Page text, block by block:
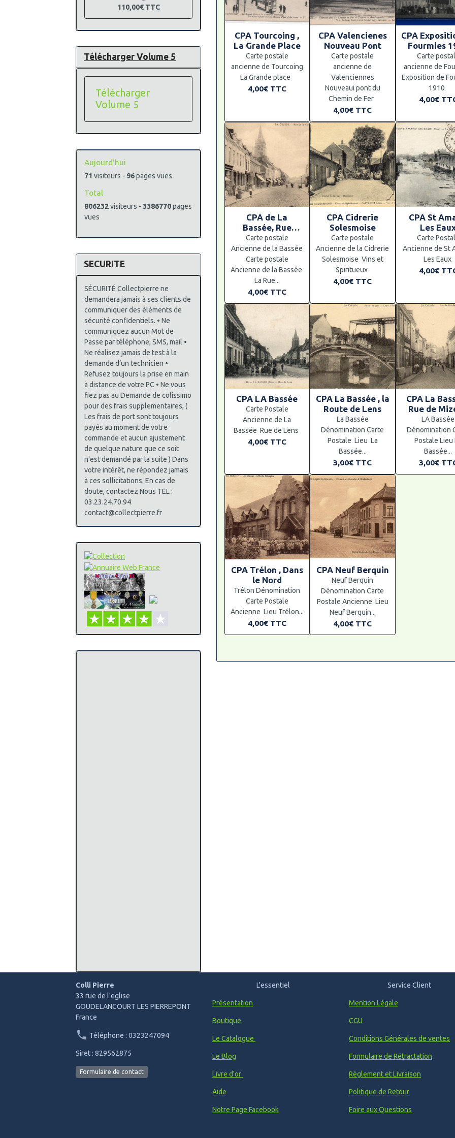
CPA Tourcoing ,
La Grande Place
Carte postale
ancienne de Tourcoing
La Grande place
4,00€ TTC
CPA Valencienes
Nouveau Pont
Carte postale
ancienne de
Valenciennes
Nouveaui pont du
Chemin de Fer
4,00€ TTC
CPA
Fourmies
Carte
ancienne de
Exposition de
1910
4,00€
CPA de La
Bassée, Rue
d'Estaires
Carte postale
Ancienne de la Bassée
Carte postale
Ancienne de la Bassée
La Rue...
4,00€ TTC
CPA Cidrerie
Solesmoise
Carte postale
Ancienne de la Cidrerie
Solesmoise Vins et
Spiritueux
4,00€ TTC
CPA St
Les
Carte
Ancienne de St
Les Eaux
4,00€
CPA LA Bassée
Carte Postale
Ancienne de La
Bassée Rue de Lens
4,00€ TTC
CPA La Bassée , la
Route de Lens
La Bassée
Dénomination Carte
Postale Lieu La
Bassée...
3,00€ TTC
CPA La
Rue de
LA Bassée
Dénomination
Postale Lieu
Bassée...
3,00€
CPA Trélon , Dans
le Nord
Trélon Dénomination
Carte Postale
Ancienne Lieu Trélon...
4,00€ TTC
CPA Neuf Berquin
Neuf Berquin
Dénomination Carte
Postale Ancienne Lieu
Neuf Berquin...
4,00€ TTC
110,00€ TTC
Télécharger Volume 5
Télécharger
Volume 5
Aujourd'hui
71 visiteurs - 96pages vues
Total
806232visiteurs - 3386770pages
vues
SECURITE
SÉCURITÉ Collectpierre ne
demandera jamais à ses clients de
communiquer des éléments de
sécurité confidentiels. • Ne
communiquez aucun Mot de
Passe par téléphone, SMS, mail •
Ne réalisez jamais de test à la
demande d’un technicien •
Refusez toujours la prise en main
à distance de votre PC • Ne vous
fiez pas au Demande de colissimo
pour des frais supplementaires, (
Les frais de port sont toujours
payés au moment de votre
commande et aucun ajustement
de quelque nature que ce soit
n'est demandé par la suite ) Dans
votre intérêt, ne répondez jamais
à ces sollicitations. En cas de
doute, contactez Nous TEL :
03.23.24.70.94
contact@collectpierre.fr
Colli Pierre
33 rue de l'eglise
GOUDELANCOURT LES PIERREPONT
France
Téléphone : 0323247094
Siret : 829562875
Formulaire de contact
L'essentiel
Présentation
Boutique
Le Catalogue
Le Blog
Livre d'or
Aide
Notre Page Facebook
Service Client
Mention Légale
CGU
Conditions Générales de ventes
Formulaire de Rétractation
Règlement et Livraison
Politique de Retour
Foire aux Questions